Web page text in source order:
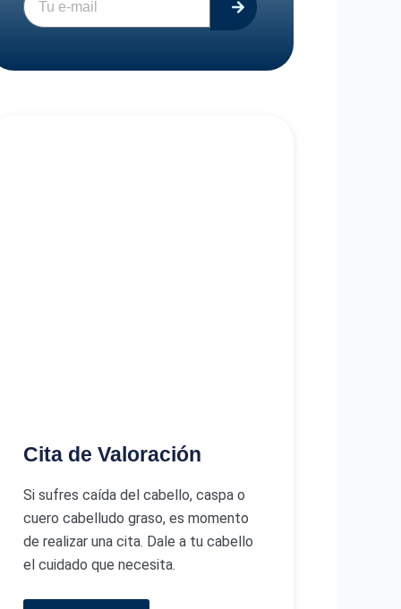
Cita de Valoración
Si sufres caída del cabello, caspa o
cuero cabelludo graso, es momento
de realizar una cita. Dale a tu cabello
el cuidado que necesita.